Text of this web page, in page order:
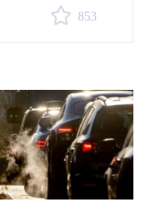
853